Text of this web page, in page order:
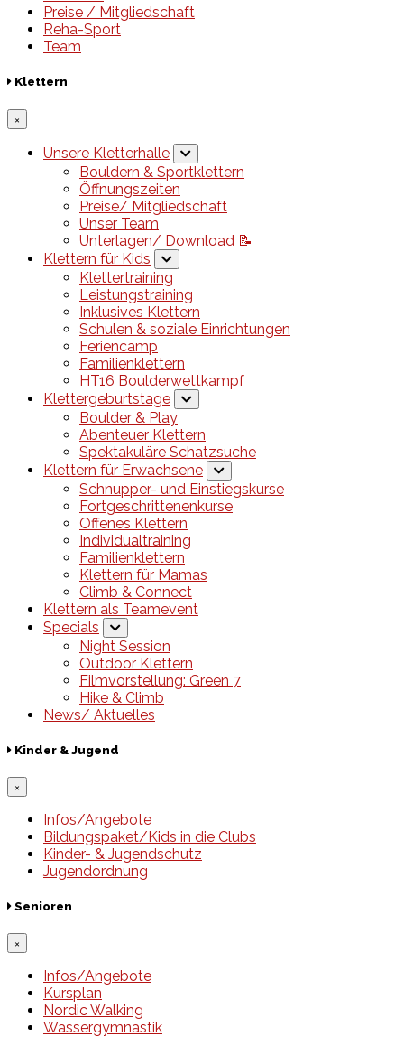
Preise / Mitgliedschaft
Reha-Sport
Team
Klettern
×
Unsere Kletterhalle
Bouldern & Sportklettern
Öffnungszeiten
Preise/ Mitgliedschaft
Unser Team
Unterlagen/ Download 📝
Klettern für Kids
Klettertraining
Leistungstraining
Inklusives Klettern
Schulen & soziale Einrichtungen
Feriencamp
Familienklettern
HT16 Boulderwettkampf
Klettergeburtstage
Boulder & Play
Abenteuer Klettern
Spektakuläre Schatzsuche
Klettern für Erwachsene
Schnupper- und Einstiegskurse
Fortgeschrittenenkurse
Offenes Klettern
Individualtraining
Familienklettern
Klettern für Mamas
Climb & Connect
Klettern als Teamevent
Specials
Night Session
Outdoor Klettern
Filmvorstellung: Green 7
Hike & Climb
News/ Aktuelles
Kinder & Jugend
×
Infos/Angebote
Bildungspaket/Kids in die Clubs
Kinder- & Jugendschutz
Jugendordnung
Senioren
×
Infos/Angebote
Kursplan
Nordic Walking
Wassergymnastik